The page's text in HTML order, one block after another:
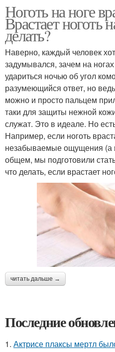
Ноготь на ноге
Врастает ноготь
делать?
Наверно, каждый человек
задумывался, зачем на
удариться ночью об угол
разумеющийся ответ, но
можно и просто пальцем
таки для защиты нежной
служат. Это в идеале. Но
Например, если ноготь
незабываемые ощущения (а
общем, мы подготовили
что делать, если врастает
читать дальше →
Последние
1. Актрисе плаксы мертл